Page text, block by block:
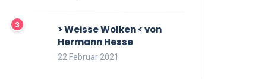
> Weisse Wolken < von
Hermann Hesse
22 Februar 2021